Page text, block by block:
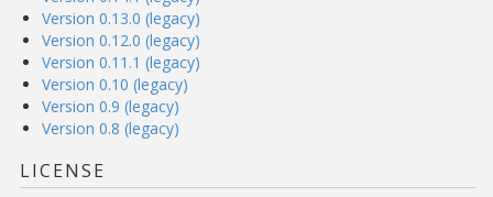
Version 0.13.0 (legacy)
Version 0.12.0 (legacy)
Version 0.11.1 (legacy)
Version 0.10 (legacy)
Version 0.9 (legacy)
Version 0.8 (legacy)
LICENSE